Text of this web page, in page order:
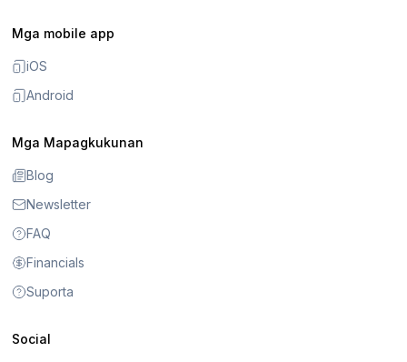
Mga mobile app
iOS
Android
Mga Mapagkukunan
Blog
Newsletter
FAQ
Financials
Suporta
Social